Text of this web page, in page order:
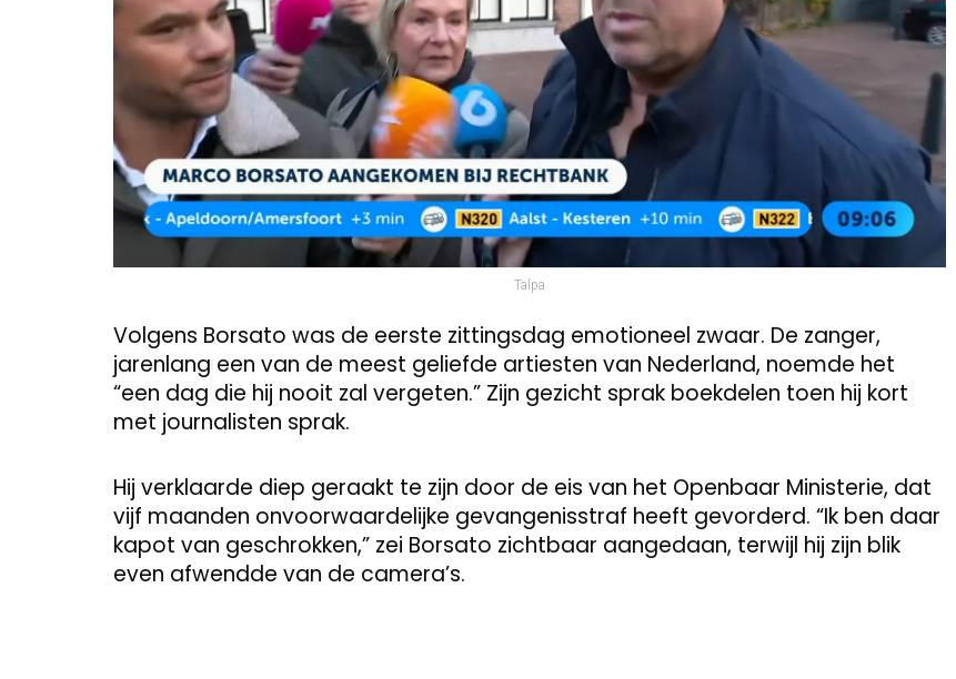
Talpa
Volgens Borsato was de eerste zittingsdag emotioneel zwaar. De zanger,
jarenlang een van de meest geliefde artiesten van Nederland, noemde het
“een dag die hij nooit zal vergeten.” Zijn gezicht sprak boekdelen toen hij kort
met journalisten sprak.
Hij verklaarde diep geraakt te zijn door de eis van het Openbaar Ministerie, dat
vijf maanden onvoorwaardelijke gevangenisstraf heeft gevorderd. “Ik ben daar
kapot van geschrokken,” zei Borsato zichtbaar aangedaan, terwijl hij zijn blik
even afwendde van de camera’s.